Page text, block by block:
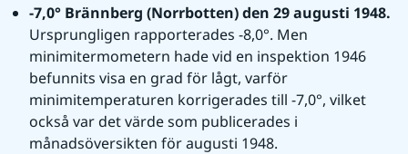
Ursprungligen rapporterades -8,0°. Men
minimitermometern hade vid en inspektion 1946
befunnits visa en grad för lågt, varför
minimitemperaturen korrigerades till -7,0°, vilket
också var det värde som publicerades i
månadsöversikten för augusti 1948.